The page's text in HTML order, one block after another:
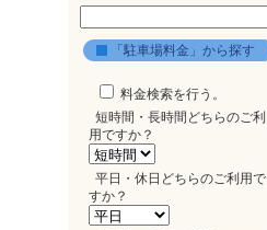
「駐車場料金」から探す
料金検索を行う。
短時間・長時間どちらのご利
用ですか？
平日・休日どちらのご利用で
すか？